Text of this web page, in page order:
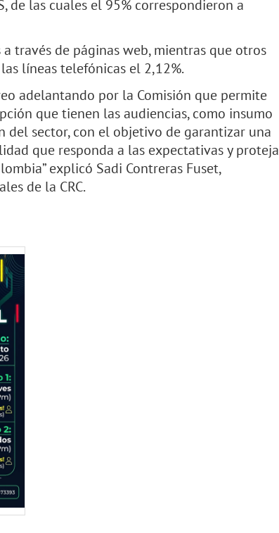
de las cuales el 95% correspondieron a
través de páginas web, mientras que otros
líneas telefónicas el 2,12%.
adelantando por la Comisión que permite
que tienen las audiencias, como insumo
sector, con el objetivo de garantizar una
que responda a las expectativas y proteja
explicó Sadi Contreras Fuset,
de la CRC.